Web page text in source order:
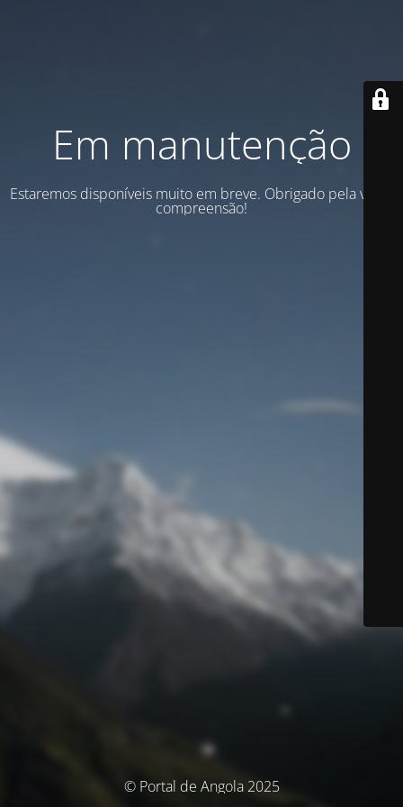
Em manutenção
Estaremos disponíveis muito em breve. Obrigado pela vossa
compreensão!
© Portal de Angola 2025